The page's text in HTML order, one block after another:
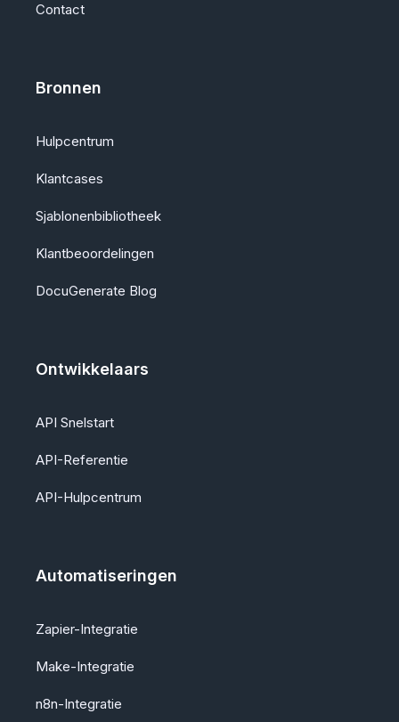
Contact
Bronnen
Hulpcentrum
Klantcases
Sjablonenbibliotheek
Klantbeoordelingen
DocuGenerate Blog
Ontwikkelaars
API Snelstart
API-Referentie
API-Hulpcentrum
Automatiseringen
Zapier-Integratie
Make-Integratie
n8n-Integratie